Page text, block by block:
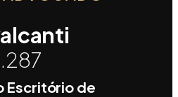
Escritório de